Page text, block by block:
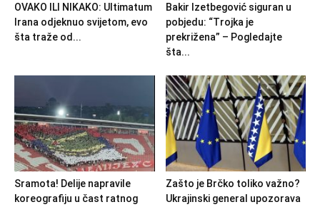
OVAKO ILI NIKAKO: Ultimatum
Irana odjeknuo svijetom, evo
šta traže od...
Bakir Izetbegović siguran u
pobjedu: “Trojka je
prekrižena” – Pogledajte
šta...
Sramota! Delije napravile
koreografiju u čast ratnog
Zašto je Brčko toliko važno?
Ukrajinski general upozorava